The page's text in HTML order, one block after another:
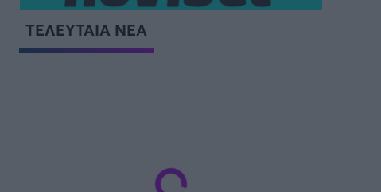
ΤΕΛΕΥΤΑΙΑ ΝΕΑ